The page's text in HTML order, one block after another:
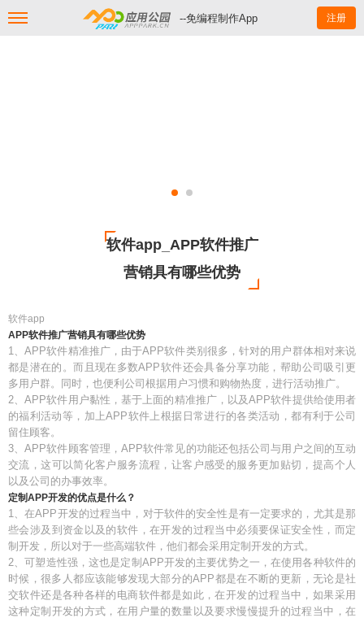
--免编程制作App 注册
软件app_APP软件推广
营销具有哪些优势
软件app
APP软件推广营销具有哪些优势
1、APP软件精准推广，由于APP软件类别很多，针对的用户群体相对来说
都是潜在的。而且现在多数APP软件还会具备分享功能，帮助公司吸引更
多用户群。同时，也便利公司根据用户习惯和购物热度，进行活动推广。
2、APP软件用户黏性，基于上面的精准推广，以及APP软件提供给使用者
的福利活动等，加上APP软件上根据日常进行的各类活动，都有利于公司
留住顾客。
3、APP软件顾客管理，APP软件常见的功能还包括公司与用户之间的互动
交流，这可以简化客户服务流程，让客户感受的服务更加贴切，提高个人
以及公司的办事效率。
定制APP开发的优点是什么？
1、在APP开发的过程当中，对于软件的安全性是有一定要求的，尤其是那
些会涉及到资金以及的软件，在开发的过程当中必须要保证安全性，而定
制开发，所以对于一些高端软件，他们都会采用定制开发的方式。
2、可塑造性强，这也是定制APP开发的主要优势之一，在使用各种软件的
时候，很多人都应该能够发现大部分的APP都是在不断的更新，无论是社
交软件还是各种各样的电商软件都是如此，在开发的过程当中，如果采用
这种定制开发的方式，在用户量的数量以及要求慢慢提升的过程当中，在